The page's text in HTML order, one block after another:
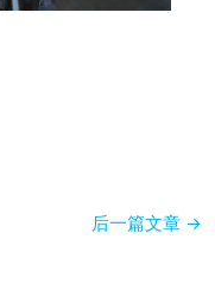
后一篇文章 →